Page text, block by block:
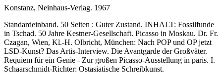
Konstanz, Neinhaus-Verlag. 1967
Standardeinband. 50 Seiten : Guter Zustand. INHALT: Fossilfunde
in Tschad. 50 Jahre Kestner-Gesellschaft. Picasso in Moskau. Dr. Fr.
Czagan, Wien, Kl.-H. Olbricht, München: Nach POP und OP jetzt
LSD-Kunst? Das Artis-Interview. Die Avantgarde der Großväter.
Requiem für ein Genie - Zur großen Picasso-Ausstellung in paris. I.
Schaarschmidt-Richter: Ostasiatische Schreibkunst.